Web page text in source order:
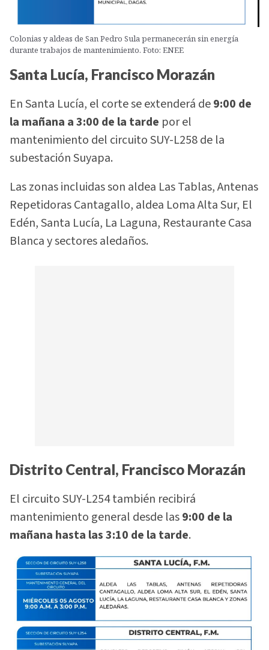
Colonias y aldeas de San Pedro Sula permanecerán sin energía
durante trabajos de mantenimiento. Foto: ENEE
Santa Lucía, Francisco Morazán
En Santa Lucía, el corte se extenderá de9:00 de
la mañana a 3:00 de la tarde por el
mantenimiento del circuito SUY-L258 de la
subestación Suyapa.
Las zonas incluidas son aldea Las Tablas, Antenas
Repetidoras Cantagallo, aldea Loma Alta Sur, El
Edén, Santa Lucía, La Laguna, Restaurante Casa
Blanca y sectores aledaños.
Distrito Central, Francisco Morazán
El circuito SUY-L254 también recibirá
mantenimiento general desde las9:00 de la
mañana hasta las 3:10 de la tarde.